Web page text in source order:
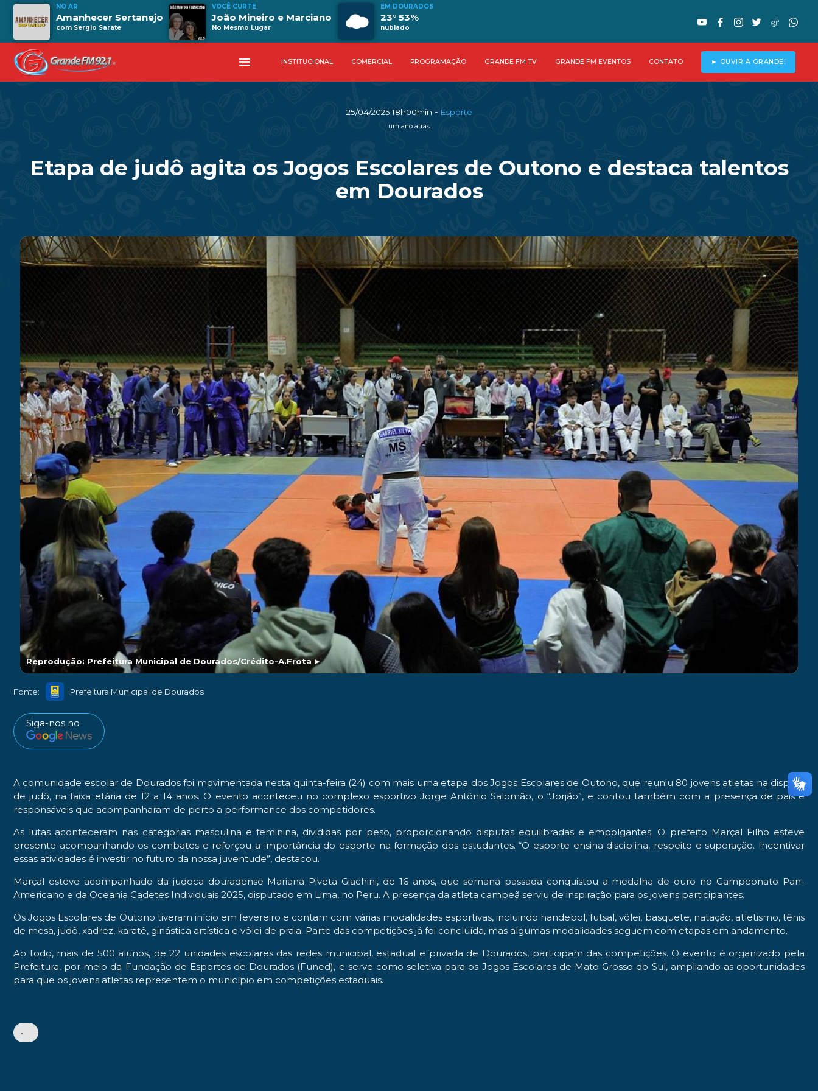
NO AR
Amanhecer Sertanejo
com Sergio Sarate
VOCÊ CURTE
João Mineiro e Marciano
No Mesmo Lugar
EM DOURADOS
23° 53%
nublado
menu INSTITUCIONAL COMERCIAL PROGRAMAÇÃO GRANDE FM TV GRANDE FM EVENTOS CONTATO ► OUVIR A GRANDE!
25/04/2025 18h00min - Esporte
um ano atrás
Etapa de judô agita os Jogos Escolares de Outono e destaca talentos
em Dourados
Reprodução: Prefeitura Municipal de Dourados/Crédito-A.Frota►
Fonte: Prefeitura Municipal de Dourados
Siga-nos no
A comunidade escolar de Dourados foi movimentada nesta quinta-feira (24) com mais uma etapa dos Jogos Escolares de Outono, que reuniu 80 jovens atletas na disputa
de judô, na faixa etária de 12 a 14 anos. O evento aconteceu no complexo esportivo Jorge Antônio Salomão, o “Jorjão”, e contou também com a presença de pais e
responsáveis que acompanharam de perto a performance dos competidores.
As lutas aconteceram nas categorias masculina e feminina, divididas por peso, proporcionando disputas equilibradas e empolgantes. O prefeito Marçal Filho esteve
presente acompanhando os combates e reforçou a importância do esporte na formação dos estudantes. “O esporte ensina disciplina, respeito e superação. Incentivar
essas atividades é investir no futuro da nossa juventude”, destacou.
Marçal esteve acompanhado da judoca douradense Mariana Piveta Giachini, de 16 anos, que semana passada conquistou a medalha de ouro no Campeonato Pan-
Americano e da Oceania Cadetes Individuais 2025, disputado em Lima, no Peru. A presença da atleta campeã serviu de inspiração para os jovens participantes.
Os Jogos Escolares de Outono tiveram início em fevereiro e contam com várias modalidades esportivas, incluindo handebol, futsal, vôlei, basquete, natação, atletismo, tênis
de mesa, judô, xadrez, karatê, ginástica artística e vôlei de praia. Parte das competições já foi concluída, mas algumas modalidades seguem com etapas em andamento.
Ao todo, mais de 500 alunos, de 22 unidades escolares das redes municipal, estadual e privada de Dourados, participam das competições. O evento é organizado pela
Prefeitura, por meio da Fundação de Esportes de Dourados (Funed), e serve como seletiva para os Jogos Escolares de Mato Grosso do Sul, ampliando as oportunidades
para que os jovens atletas representem o município em competições estaduais.
•